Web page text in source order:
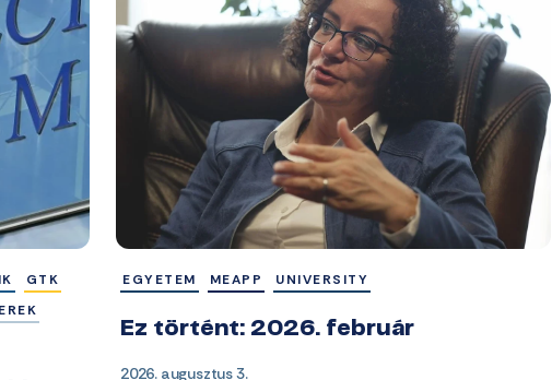
GTK
EGYETEM MEAPP UNIVERSITY
Ez történt: 2026. február
2026. augusztus 3.